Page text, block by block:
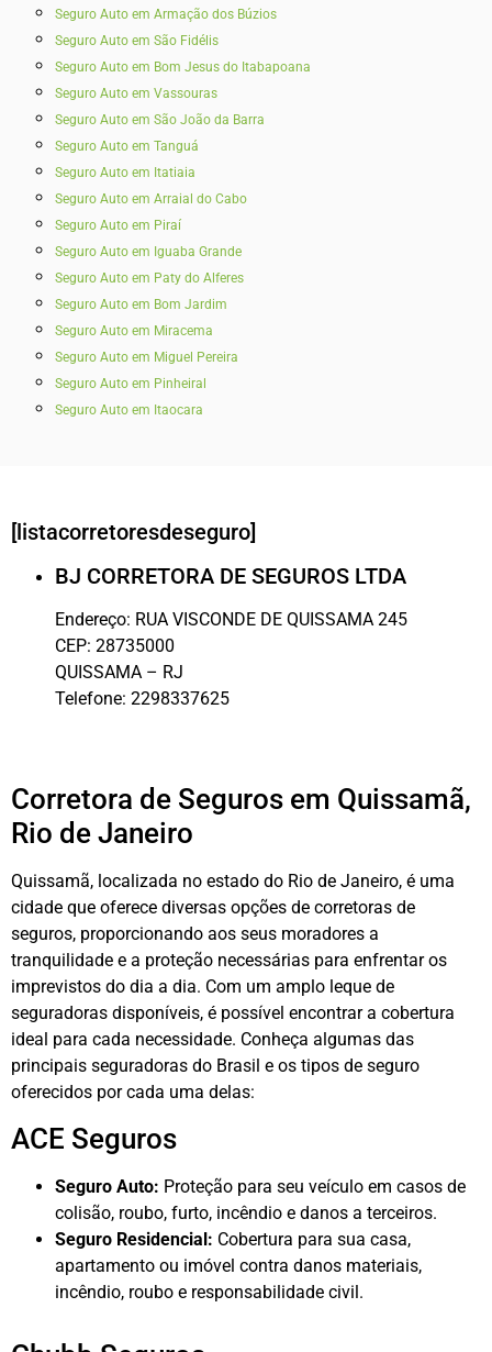
Seguro Auto em Armação dos Búzios
Seguro Auto em São Fidélis
Seguro Auto em Bom Jesus do Itabapoana
Seguro Auto em Vassouras
Seguro Auto em São João da Barra
Seguro Auto em Tanguá
Seguro Auto em Itatiaia
Seguro Auto em Arraial do Cabo
Seguro Auto em Piraí
Seguro Auto em Iguaba Grande
Seguro Auto em Paty do Alferes
Seguro Auto em Bom Jardim
Seguro Auto em Miracema
Seguro Auto em Miguel Pereira
Seguro Auto em Pinheiral
Seguro Auto em Itaocara
[listacorretoresdeseguro]
BJ CORRETORA DE SEGUROS LTDA
Endereço: RUA VISCONDE DE QUISSAMA 245
CEP: 28735000
QUISSAMA – RJ
Telefone: 2298337625
Corretora de Seguros em Quissamã,
Rio de Janeiro
Quissamã, localizada no estado do Rio de Janeiro, é uma
cidade que oferece diversas opções de corretoras de
seguros, proporcionando aos seus moradores a
tranquilidade e a proteção necessárias para enfrentar os
imprevistos do dia a dia. Com um amplo leque de
seguradoras disponíveis, é possível encontrar a cobertura
ideal para cada necessidade. Conheça algumas das
principais seguradoras do Brasil e os tipos de seguro
oferecidos por cada uma delas:
ACE Seguros
Seguro Auto: Proteção para seu veículo em casos de
colisão, roubo, furto, incêndio e danos a terceiros.
Seguro Residencial: Cobertura para sua casa,
apartamento ou imóvel contra danos materiais,
incêndio, roubo e responsabilidade civil.